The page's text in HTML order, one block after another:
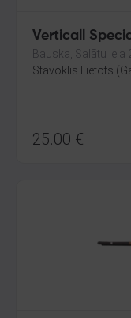
Verticall
Bauska, Salātu iela
Stāvoklis Lietots
25.00 €